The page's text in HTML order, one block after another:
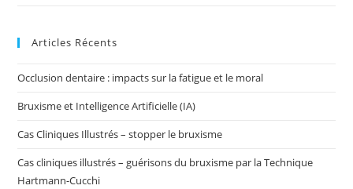
Articles Récents
Occlusion dentaire : impacts sur la fatigue et le moral
Bruxisme et Intelligence Artificielle (IA)
Cas Cliniques Illustrés – stopper le bruxisme
Cas cliniques illustrés – guérisons du bruxisme par la Technique
Hartmann-Cucchi